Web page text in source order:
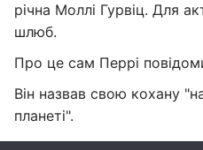
річна Моллі Гурвіц. Для
шлюб.
Про це сам Перрі
Він назвав свою кохану
планеті".